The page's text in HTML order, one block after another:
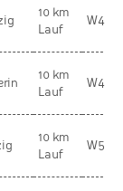
10 km
Lauf
W40
10 km
Lauf
W40
10 km
Lauf
W50